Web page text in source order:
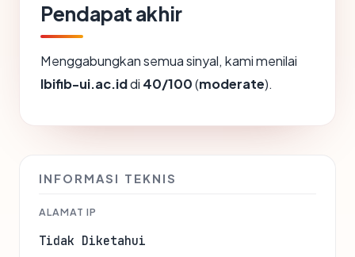
Pendapat akhir
Menggabungkan semua sinyal, kami menilai
lbifib-ui.ac.iddi 40/100(moderate).
INFORMASI TEKNIS
ALAMAT IP
Tidak Diketahui